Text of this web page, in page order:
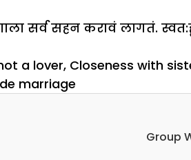
सर्व सहन करावं लागतं.
a lover, Closeness with
marriage
Group